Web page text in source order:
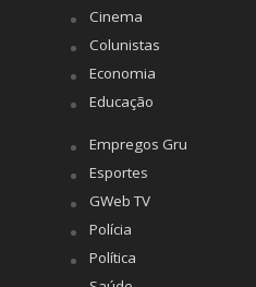
Cinema
Colunistas
Economia
Educação
Empregos Gru
Esportes
GWeb TV
Polícia
Política